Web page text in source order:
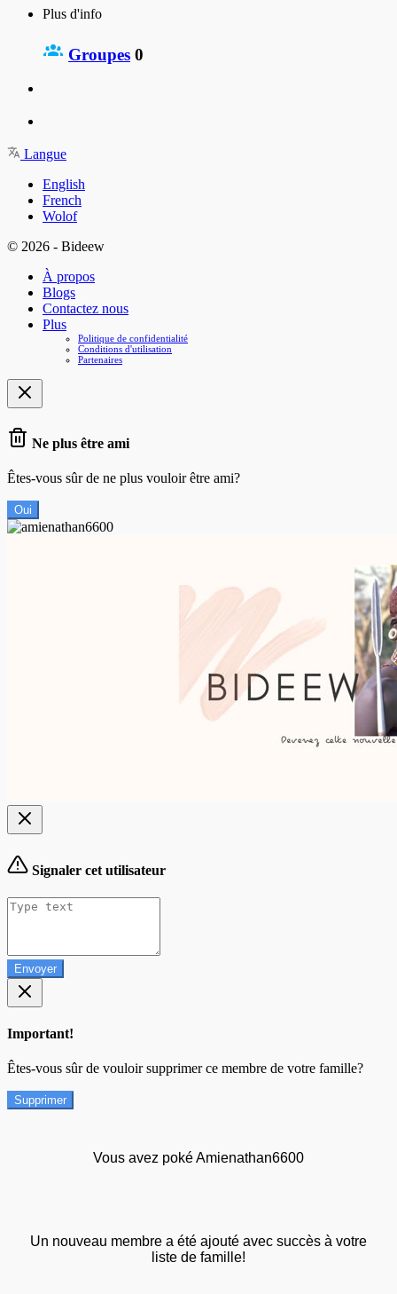
Plus d'info
Groupes 0
Langue
English
French
Wolof
© 2026 - Bideew
À propos
Blogs
Contactez nous
Plus
Politique de confidentialité
Conditions d'utilisation
Partenaires
Ne plus être ami
Êtes-vous sûr de ne plus vouloir être ami?
Oui
Signaler cet utilisateur
Envoyer
Important!
Êtes-vous sûr de vouloir supprimer ce membre de votre famille?
Supprimer
Vous avez poké Amienathan6600
Un nouveau membre a été ajouté avec succès à votre
liste de famille!